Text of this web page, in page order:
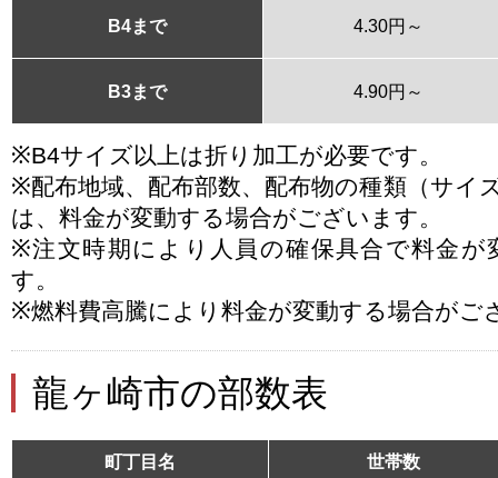
B4まで 4.30円～
B3まで 4.90円～
※B4サイズ以上は折り加工が必要です。
※配布地域、配布部数、配布物の種類（サイ
は、料金が変動する場合がございます。
※注文時期により人員の確保具合で料金が
す。
※燃料費高騰により料金が変動する場合がご
龍ヶ崎市の部数表
町丁目名 世帯数